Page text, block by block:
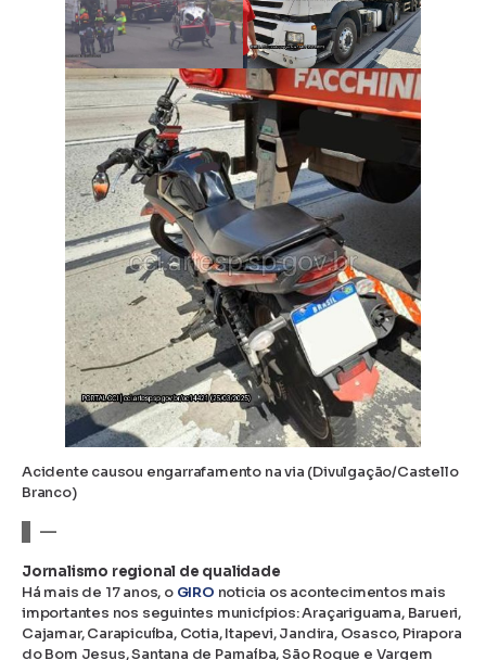
Acidente causou engarrafamento na via (Divulgação/Castello
Branco)
—
Jornalismo regional de qualidade
Há mais de 17 anos, o GIRO noticia os acontecimentos mais
importantes nos seguintes municípios: Araçariguama, Barueri,
Cajamar, Carapicuíba, Cotia, Itapevi, Jandira, Osasco, Pirapora
do Bom Jesus, Santana de Parnaíba, São Roque e Vargem